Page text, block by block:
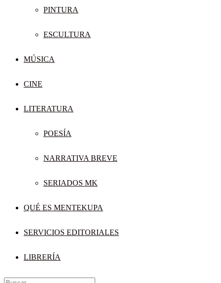
PINTURA
ESCULTURA
MÚSICA
CINE
LITERATURA
POESÍA
NARRATIVA BREVE
SERIADOS MK
QUÉ ES MENTEKUPA
SERVICIOS EDITORIALES
LIBRERÍA